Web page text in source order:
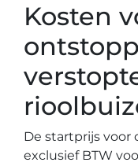
Kosten
De startprijs voor
exclusief BTW